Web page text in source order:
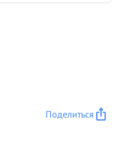
года, тоесть с момента
Поделиться